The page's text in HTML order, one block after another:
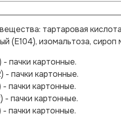
тартаровая
(E104), изомальтоза, сироп
пачки картонные.
- пачки картонные.
пачки картонные.
пачки картонные.
пачки картонные.